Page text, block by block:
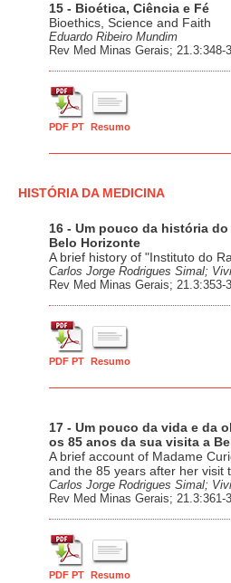
15 - Bioética, Ciência e Fé
Bioethics, Science and Faith
Eduardo Ribeiro Mundim
Rev Med Minas Gerais; 21.3:348-
PDF PT Resumo
HISTÓRIA DA MEDICINA
16 - Um pouco da história
Belo Horizonte
A brief history of "Instituto do
Carlos Jorge Rodrigues Simal;
Rev Med Minas Gerais; 21.3:353-
PDF PT Resumo
17 - Um pouco da vida e da
os 85 anos da sua visita a
A brief account of Madame
and the 85 years after her visit
Carlos Jorge Rodrigues Simal;
Rev Med Minas Gerais; 21.3:361-
PDF PT Resumo